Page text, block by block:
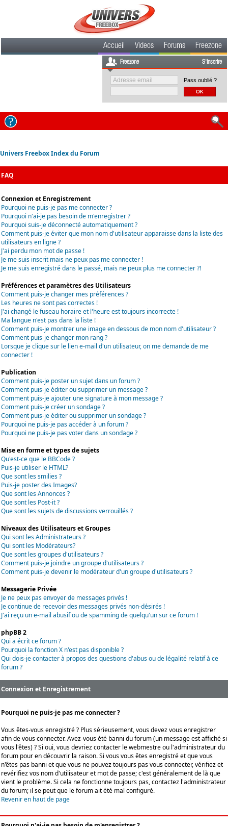
Accueil Videos Forums Freezone
Freezone S'inscrire
Pass oublié ?
Univers Freebox Index du Forum
FAQ
Connexion et Enregistrement
Pourquoi ne puis-je pas me connecter ?
Pourquoi n'ai-je pas besoin de m'enregistrer ?
Pourquoi suis-je déconnecté automatiquement ?
Comment puis-je éviter que mon nom d'utilisateur apparaisse dans la liste des
utilisateurs en ligne ?
J'ai perdu mon mot de passe !
Je me suis inscrit mais ne peux pas me connecter !
Je me suis enregistré dans le passé, mais ne peux plus me connecter ?!
Préférences et paramètres des Utilisateurs
Comment puis-je changer mes préférences ?
Les heures ne sont pas correctes !
J'ai changé le fuseau horaire et l'heure est toujours incorrecte !
Ma langue n'est pas dans la liste !
Comment puis-je montrer une image en dessous de mon nom d'utilisateur ?
Comment puis-je changer mon rang ?
Lorsque je clique sur le lien e-mail d'un utilisateur, on me demande de me
connecter !
Publication
Comment puis-je poster un sujet dans un forum ?
Comment puis-je éditer ou supprimer un message ?
Comment puis-je ajouter une signature à mon message ?
Comment puis-je créer un sondage ?
Comment puis-je éditer ou supprimer un sondage ?
Pourquoi ne puis-je pas accéder à un forum ?
Pourquoi ne puis-je pas voter dans un sondage ?
Mise en forme et types de sujets
Qu'est-ce que le BBCode ?
Puis-je utiliser le HTML?
Que sont les smilies ?
Puis-je poster des Images?
Que sont les Annonces ?
Que sont les Post-it ?
Que sont les sujets de discussions verrouillés ?
Niveaux des Utilisateurs et Groupes
Qui sont les Administrateurs ?
Qui sont les Modérateurs?
Que sont les groupes d'utilisateurs ?
Comment puis-je joindre un groupe d'utilisateurs ?
Comment puis-je devenir le modérateur d'un groupe d'utilisateurs ?
Messagerie Privée
Je ne peux pas envoyer de messages privés !
Je continue de recevoir des messages privés non-désirés !
J'ai reçu un e-mail abusif ou de spamming de quelqu'un sur ce forum !
phpBB 2
Qui a écrit ce forum ?
Pourquoi la fonction X n'est pas disponible ?
Qui dois-je contacter à propos des questions d'abus ou de légalité relatif à ce
forum ?
Connexion et Enregistrement
Pourquoi ne puis-je pas me connecter ?
Vous êtes-vous enregistré ? Plus sérieusement, vous devez vous enregistrer
afin de vous connecter. Avez-vous été banni du forum (un message est affiché si
vous l'êtes) ? Si oui, vous devriez contacter le webmestre ou l'administrateur du
forum pour en découvrir la raison. Si vous vous êtes enregistré et que vous
n'êtes pas banni et que vous ne pouvez toujours pas vous connecter, vérifiez et
revérifiez vos nom d'utilisateur et mot de passe; c'est généralement de là que
vient le problème. Si cela ne fonctionne toujours pas, contactez l'administrateur
du forum; il se peut que le forum ait été mal configuré.
Revenir en haut de page